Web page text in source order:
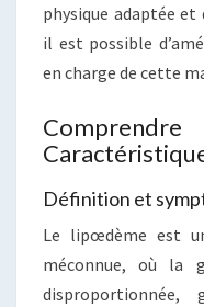
physique adaptée
il est possible
en charge de cette
Définition et
Le lipœdème est
méconnue, où la
disproportionnée,